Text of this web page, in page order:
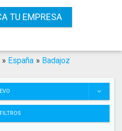
TU EMPRESA
» España » Badajoz
FILTROS